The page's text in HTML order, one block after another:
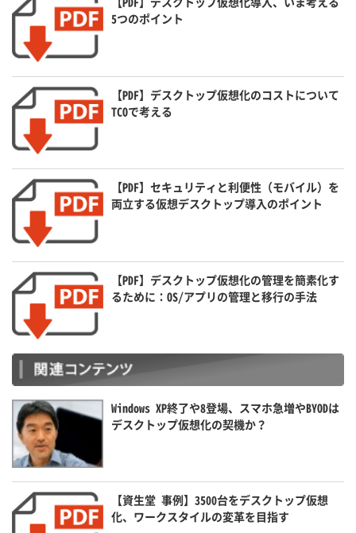
5つのポイント
【PDF】デスクトップ仮想化のコストについて
TCOで考える
【PDF】セキュリティと利便性（モバイル）を
両立する仮想デスクトップ導入のポイント
【PDF】デスクトップ仮想化の管理を簡素化す
るために：OS/アプリの管理と移行の手法
Windows XP終了や8登場、スマホ急増やBYODは
デスクトップ仮想化の契機か？
【資生堂 事例】3500台をデスクトップ仮想
化、ワークスタイルの変革を目指す